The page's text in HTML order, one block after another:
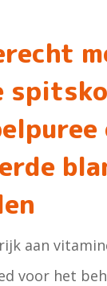
aan
voor het